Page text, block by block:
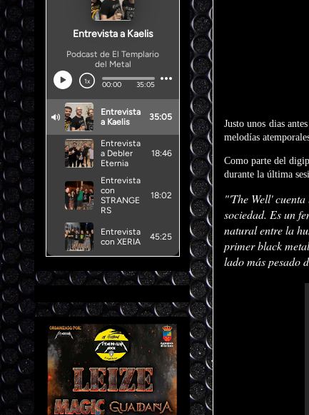
Justo unos dias
melodías
Como parte del
durante la última
"'The Well'
sociedad. Es un
natural entre la
primer black
lado más pesado